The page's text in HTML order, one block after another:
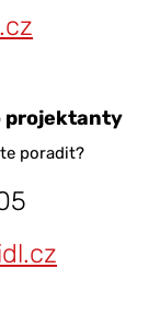
projektanty
poradit?